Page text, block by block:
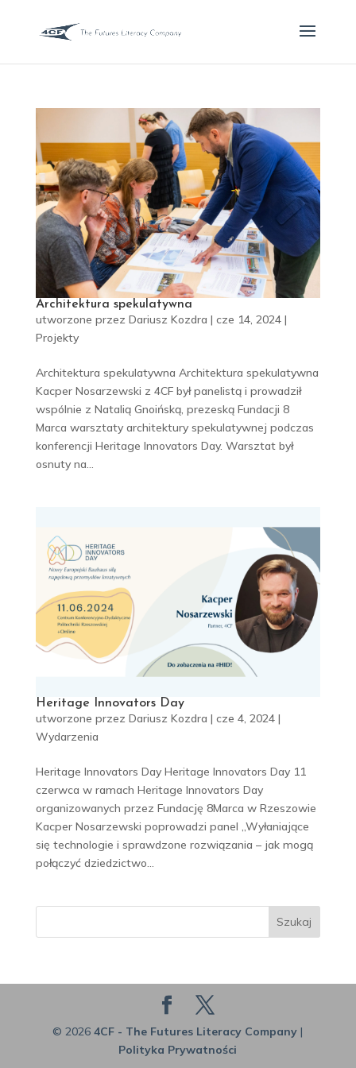
Architektura spekulatywna
utworzone przez Dariusz Kozdra | cze 14, 2024|
Projekty
Architektura spekulatywna Architektura spekulatywna
Kacper Nosarzewski z 4CF był panelistą i prowadził
wspólnie z Natalią Gnoińską, prezeską Fundacji 8
Marca warsztaty architektury spekulatywnej podczas
konferencji Heritage Innovators Day. Warsztat był
osnuty na...
Heritage Innovators Day
utworzone przez Dariusz Kozdra | cze 4, 2024|
Wydarzenia
Heritage Innovators Day Heritage Innovators Day 11
czerwca w ramach Heritage Innovators Day
organizowanych przez Fundację 8Marca w Rzeszowie
Kacper Nosarzewski poprowadzi panel „Wyłaniające
się technologie i sprawdzone rozwiązania – jak mogą
połączyć dziedzictwo...
Szukaj
© 2026 4CF - The Futures Literacy Company|
Polityka Prywatności